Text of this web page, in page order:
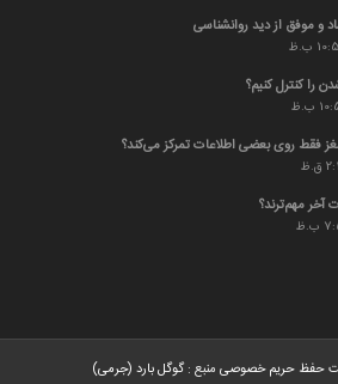
و موفق از دید روانشناسی
را کنترل کنیم؟
فقط روی بعضی اطلاعات تمرکز می‌کند؟
آخر مهم‌ترند؟
حفظ حریم خصوصیمنبع :گوگل بارد (جرمی)